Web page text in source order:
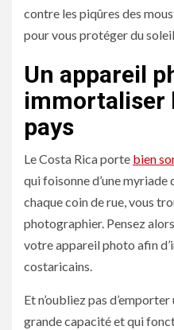
contre les piqûres des
pour vous protéger du
Un appareil
immortaliser
pays
Le Costa Rica porte bien
qui foisonne d’une myriade
chaque coin de rue, vous
photographier. Pensez
votre appareil photo afin
costaricains.
Et n’oubliez pas
grande capacité et qui